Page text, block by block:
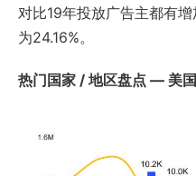
对比19年投放广告主都有
为24.16%。
热门国家 / 地区盘点 — 美国